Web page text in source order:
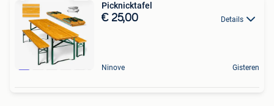
Picknicktafel
€ 25,00 Details
Ninove Gisteren